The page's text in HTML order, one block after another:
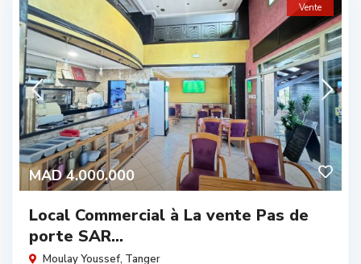
MAD 4.000.000
Vente
Local Commercial à La vente Pas de
porte SAR...
Moulay Youssef, Tanger